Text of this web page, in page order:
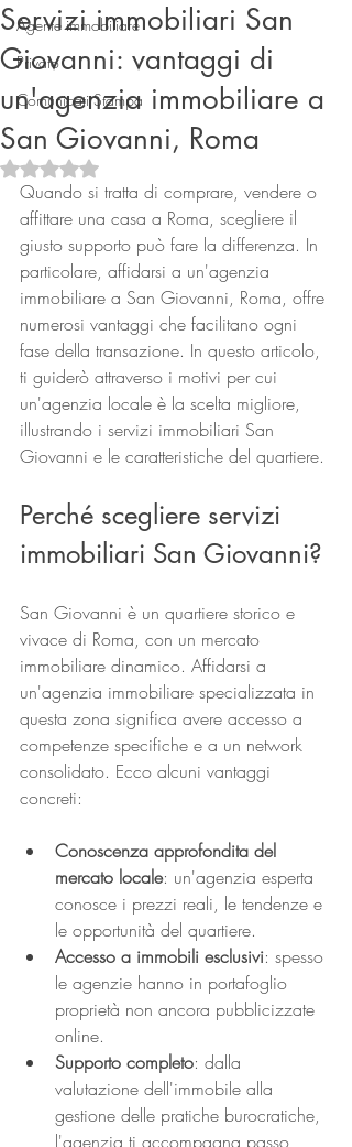
Connect
Agente immobiliare
Privato
Comunicati Stampa
Servizi immobiliari San
Giovanni: vantaggi di
un'agenzia immobiliare a
San Giovanni, Roma
Valutazione NaN stelle su 5.
Quando si tratta di comprare, vendere o
affittare una casa a Roma, scegliere il
giusto supporto può fare la differenza. In
particolare, affidarsi a un'agenzia
immobiliare a San Giovanni, Roma, offre
numerosi vantaggi che facilitano ogni
fase della transazione. In questo articolo,
ti guiderò attraverso i motivi per cui
un'agenzia locale è la scelta migliore,
illustrando i servizi immobiliari San
Giovanni e le caratteristiche del quartiere.
Perché scegliere servizi
immobiliari San Giovanni?
San Giovanni è un quartiere storico e
vivace di Roma, con un mercato
immobiliare dinamico. Affidarsi a
un'agenzia immobiliare specializzata in
questa zona significa avere accesso a
competenze specifiche e a un network
consolidato. Ecco alcuni vantaggi
concreti:
Conoscenza approfondita del
mercato locale: un'agenzia esperta
conosce i prezzi reali, le tendenze e
le opportunità del quartiere.
Accesso a immobili esclusivi: spesso
le agenzie hanno in portafoglio
proprietà non ancora pubblicizzate
online.
Supporto completo: dalla
valutazione dell'immobile alla
gestione delle pratiche burocratiche,
l'agenzia ti accompagna passo